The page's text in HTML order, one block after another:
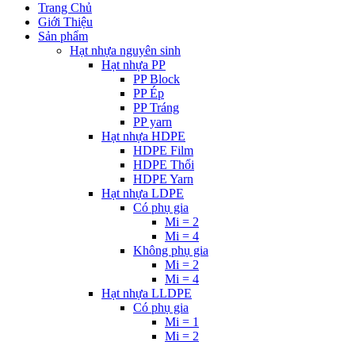
Trang Chủ
Giới Thiệu
Sản phẩm
Hạt nhựa nguyên sinh
Hạt nhựa PP
PP Block
PP Ép
PP Tráng
PP yarn
Hạt nhựa HDPE
HDPE Film
HDPE Thổi
HDPE Yarn
Hạt nhựa LDPE
Có phụ gia
Mi = 2
Mi = 4
Không phụ gia
Mi = 2
Mi = 4
Hạt nhựa LLDPE
Có phụ gia
Mi = 1
Mi = 2